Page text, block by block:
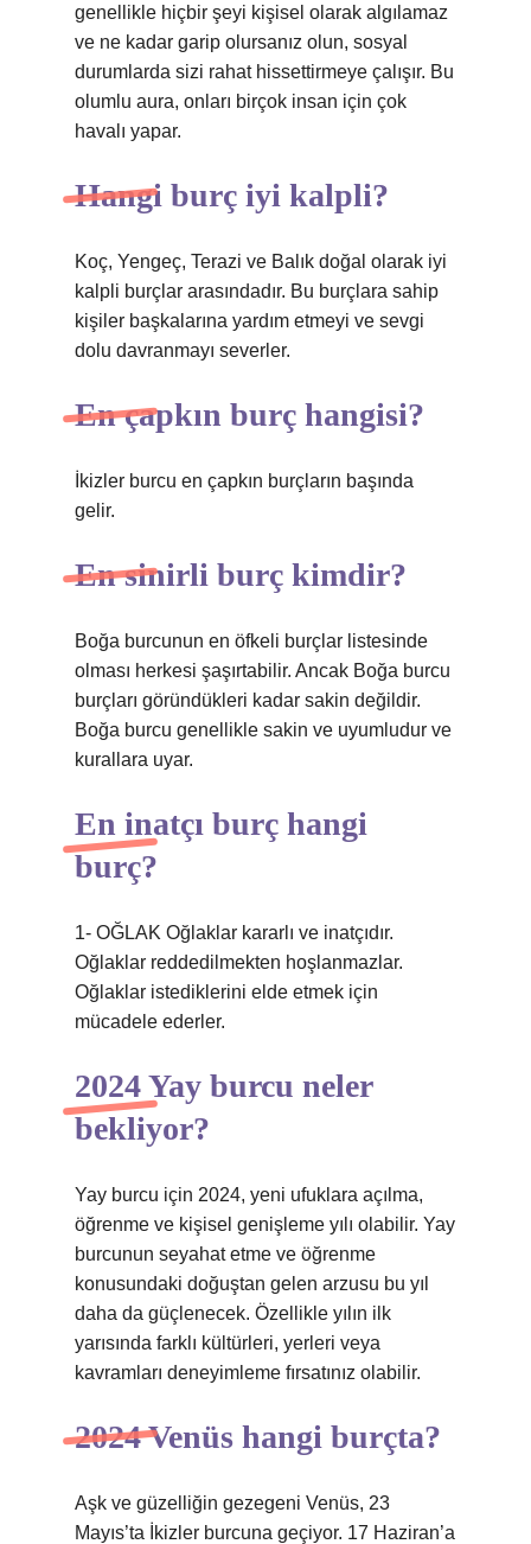
genellikle hiçbir şeyi kişisel olarak algılamaz
ve ne kadar garip olursanız olun, sosyal
durumlarda sizi rahat hissettirmeye çalışır. Bu
olumlu aura, onları birçok insan için çok
havalı yapar.
Hangi burç iyi kalpli?
Koç, Yengeç, Terazi ve Balık doğal olarak iyi
kalpli burçlar arasındadır. Bu burçlara sahip
kişiler başkalarına yardım etmeyi ve sevgi
dolu davranmayı severler.
En çapkın burç hangisi?
İkizler burcu en çapkın burçların başında
gelir.
En sinirli burç kimdir?
Boğa burcunun en öfkeli burçlar listesinde
olması herkesi şaşırtabilir. Ancak Boğa burcu
burçları göründükleri kadar sakin değildir.
Boğa burcu genellikle sakin ve uyumludur ve
kurallara uyar.
En inatçı burç hangi
burç?
1- OĞLAK Oğlaklar kararlı ve inatçıdır.
Oğlaklar reddedilmekten hoşlanmazlar.
Oğlaklar istediklerini elde etmek için
mücadele ederler.
2024 Yay burcu neler
bekliyor?
Yay burcu için 2024, yeni ufuklara açılma,
öğrenme ve kişisel genişleme yılı olabilir. Yay
burcunun seyahat etme ve öğrenme
konusundaki doğuştan gelen arzusu bu yıl
daha da güçlenecek. Özellikle yılın ilk
yarısında farklı kültürleri, yerleri veya
kavramları deneyimleme fırsatınız olabilir.
2024 Venüs hangi burçta?
Aşk ve güzelliğin gezegeni Venüs, 23
Mayıs’ta İkizler burcuna geçiyor. 17 Haziran’a